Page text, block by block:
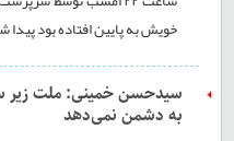
خویش به پایین افتاده بود
سیدحسن خمینی: ملت زیر
به دشمن نمی‌دهد